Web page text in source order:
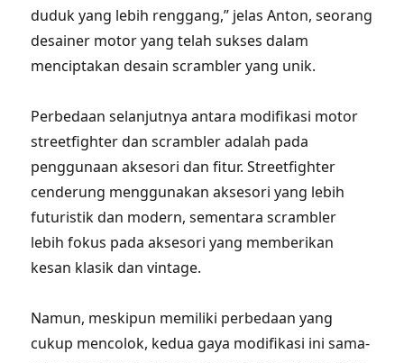
duduk yang lebih renggang,” jelas Anton, seorang
desainer motor yang telah sukses dalam
menciptakan desain scrambler yang unik.
Perbedaan selanjutnya antara modifikasi motor
streetfighter dan scrambler adalah pada
penggunaan aksesori dan fitur. Streetfighter
cenderung menggunakan aksesori yang lebih
futuristik dan modern, sementara scrambler
lebih fokus pada aksesori yang memberikan
kesan klasik dan vintage.
Namun, meskipun memiliki perbedaan yang
cukup mencolok, kedua gaya modifikasi ini sama-